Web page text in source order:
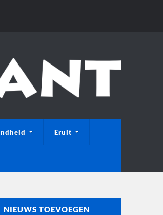
Eruit
NIEUWS TOEVOEGEN